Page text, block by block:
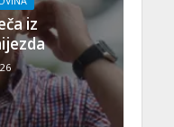
iz